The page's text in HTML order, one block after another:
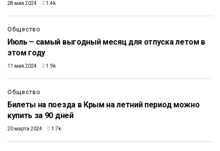
28 мая 2024 1.4k
Общество
Июль – самый выгодный месяц для отпуска летом в
этом году
11 мая 2024 1.9k
Общество
Билеты на поезда в Крым на летний период можно
купить за 90 дней
20 марта 2024 1.7k